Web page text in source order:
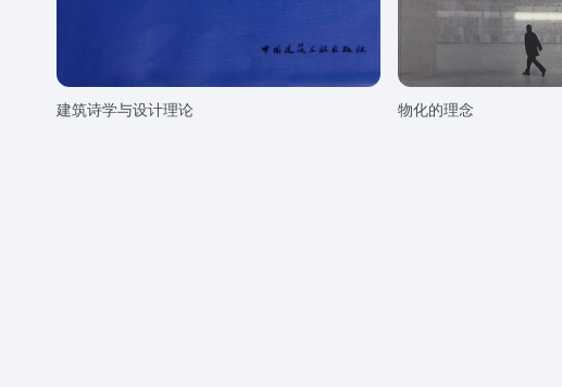
建筑诗学与设计理论 物化的理念